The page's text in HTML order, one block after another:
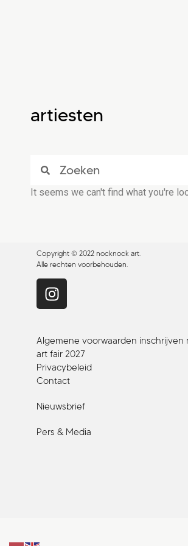
artiesten
It seems we can't find what you're
Copyright © 2022 nocknock art.
Alle rechten voorbehouden.
Algemene voorwaarden inschrijven
art fair 2027
Privacybeleid
Contact
Nieuwsbrief
Pers & Media